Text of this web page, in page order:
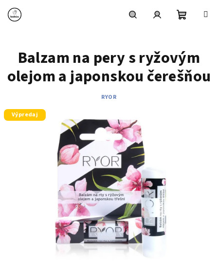
obsah
košík
Balzam na pery s ryžovým
olejom a japonskou čerešňou
RYOR
Výpredaj